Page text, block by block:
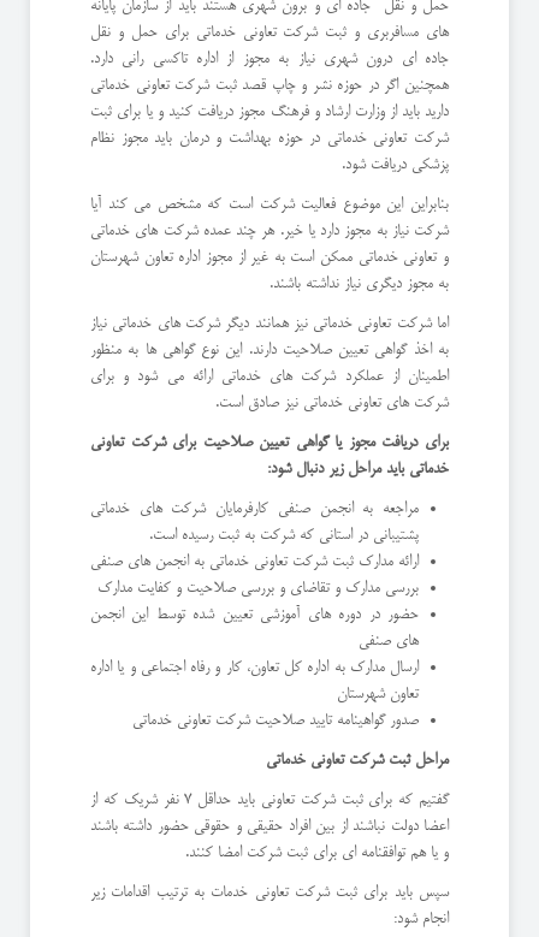
حمل و نقل جاده ای و برون شهری هستند باید از سازمان پایانه
های مسافربری و ثبت شرکت تعاونی خدماتی برای حمل و نقل
جاده ای درون شهری نیاز به مجوز از اداره تاکسی رانی دارد.
همچنین اگر در حوزه نشر و چاپ قصد ثبت شرکت تعاونی خدماتی
دارید باید از وزارت ارشاد و فرهنگ مجوز دریافت کنید و یا برای ثبت
شرکت تعاونی خدماتی در حوزه بهداشت و درمان باید مجوز نظام
پزشکی دریافت شود.
بنابراین این موضوع فعالیت شرکت است که مشخص می کند آیا
شرکت نیاز به مجوز دارد یا خیر. هر چند عمده شرکت های خدماتی
و تعاونی خدماتی ممکن است به غیر از مجوز اداره تعاون شهرستان
به مجوز دیگری نیاز نداشته باشند.
اما شرکت تعاونی خدماتی نیز همانند دیگر شرکت های خدماتی نیاز
به اخذ گواهی تعیین صلاحیت دارند. این نوع گواهی ها به منظور
اطمینان از عملکرد شرکت های خدماتی ارائه می شود و برای
شرکت های تعاونی خدماتی نیز صادق است.
برای دریافت مجوز یا گواهی تعیین صلاحیت برای شرکت تعاونی
خدماتی باید مراحل زیر دنبال شود:
مراجعه به انجمن صنفی کارفرمایان شرکت های خدماتی
پشتیبانی در استانی که شرکت به ثبت رسیده است.
ارائه مدارک ثبت شرکت تعاونی خدماتی به انجمن های صنفی
بررسی مدارک و تقاضای و بررسی صلاحیت و کفایت مدارک
حضور در دوره های آموزشی تعیین شده توسط این انجمن
های صنفی
ارسال مدارک به اداره کل تعاون، کار و رفاه اجتماعی و یا اداره
تعاون شهرستان
صدور گواهینامه تایید صلاحیت شرکت تعاونی خدماتی
مراحل ثبت شرکت تعاونی خدماتی
گفتیم که برای ثبت شرکت تعاونی باید حداقل 7 نفر شریک که از
اعضا دولت نباشند از بین افراد حقیقی و حقوقی حضور داشته باشند
و یا هم توافقنامه ای برای ثبت شرکت امضا کنند.
سپس باید برای ثبت شرکت تعاونی خدمات به ترتیب اقدامات زیر
انجام شود: